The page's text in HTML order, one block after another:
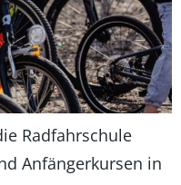
Radfahrschule
Anfängerkursen in